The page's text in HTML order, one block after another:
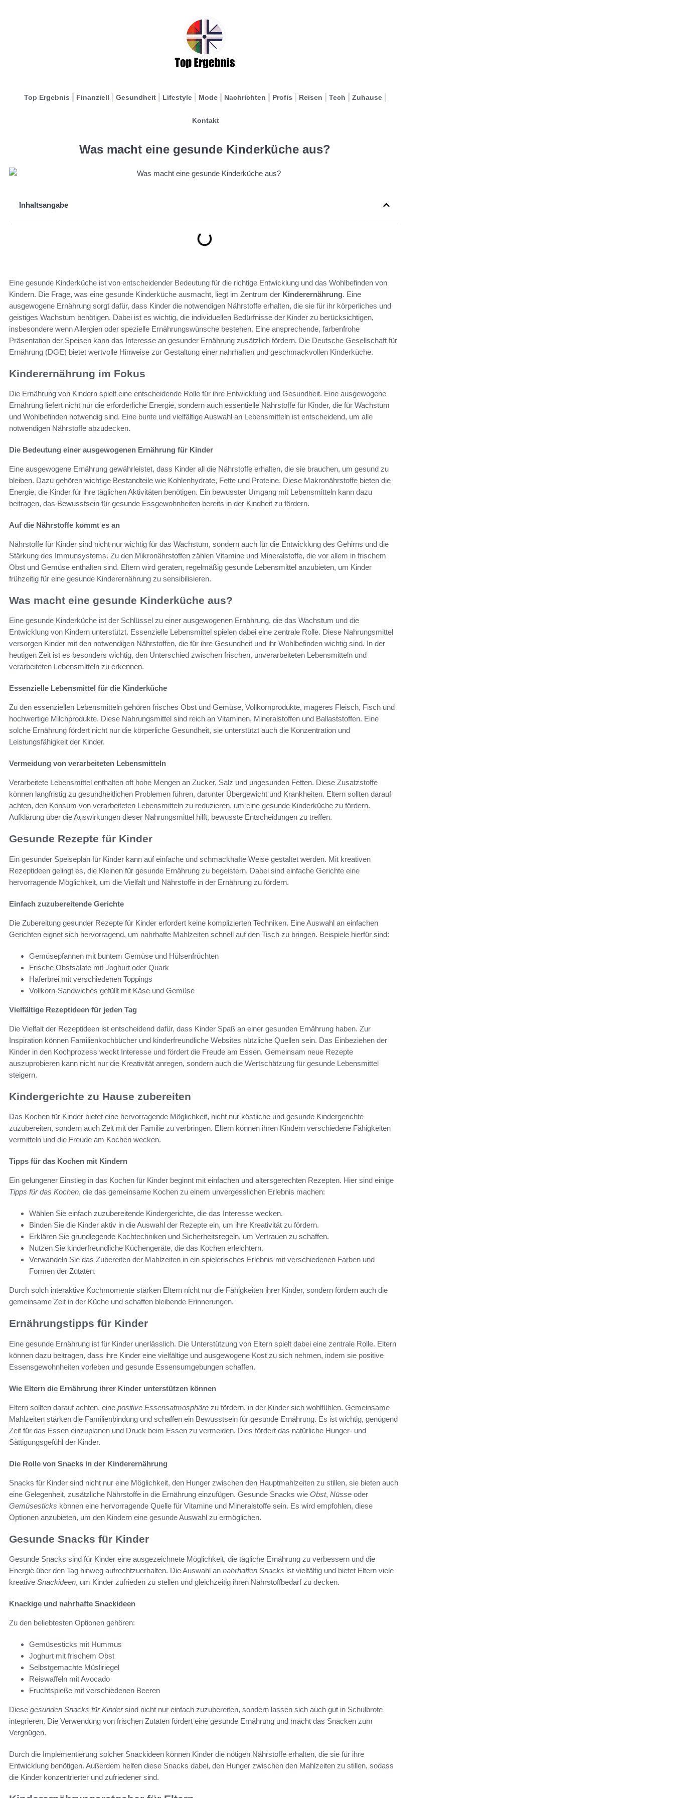
Top Ergebnis Finanziell Gesundheit Lifestyle Mode Nachrichten Profis Reisen Tech Zuhause
Kontakt
Was macht eine gesunde Kinderküche aus?
Inhaltsangabe
Eine gesunde Kinderküche ist von entscheidender Bedeutung für die richtige Entwicklung und das Wohlbefinden von
Kindern. Die Frage, was eine gesunde Kinderküche ausmacht, liegt im Zentrum der Kinderernährung. Eine
ausgewogene Ernährung sorgt dafür, dass Kinder die notwendigen Nährstoffe erhalten, die sie für ihr körperliches und
geistiges Wachstum benötigen. Dabei ist es wichtig, die individuellen Bedürfnisse der Kinder zu berücksichtigen,
insbesondere wenn Allergien oder spezielle Ernährungswünsche bestehen. Eine ansprechende, farbenfrohe
Präsentation der Speisen kann das Interesse an gesunder Ernährung zusätzlich fördern. Die Deutsche Gesellschaft für
Ernährung (DGE) bietet wertvolle Hinweise zur Gestaltung einer nahrhaften und geschmackvollen Kinderküche.
Kinderernährung im Fokus
Die Ernährung von Kindern spielt eine entscheidende Rolle für ihre Entwicklung und Gesundheit. Eine ausgewogene
Ernährung liefert nicht nur die erforderliche Energie, sondern auch essentielle Nährstoffe für Kinder, die für Wachstum
und Wohlbefinden notwendig sind. Eine bunte und vielfältige Auswahl an Lebensmitteln ist entscheidend, um alle
notwendigen Nährstoffe abzudecken.
Die Bedeutung einer ausgewogenen Ernährung für Kinder
Eine ausgewogene Ernährung gewährleistet, dass Kinder all die Nährstoffe erhalten, die sie brauchen, um gesund zu
bleiben. Dazu gehören wichtige Bestandteile wie Kohlenhydrate, Fette und Proteine. Diese Makronährstoffe bieten die
Energie, die Kinder für ihre täglichen Aktivitäten benötigen. Ein bewusster Umgang mit Lebensmitteln kann dazu
beitragen, das Bewusstsein für gesunde Essgewohnheiten bereits in der Kindheit zu fördern.
Auf die Nährstoffe kommt es an
Nährstoffe für Kinder sind nicht nur wichtig für das Wachstum, sondern auch für die Entwicklung des Gehirns und die
Stärkung des Immunsystems. Zu den Mikronährstoffen zählen Vitamine und Mineralstoffe, die vor allem in frischem
Obst und Gemüse enthalten sind. Eltern wird geraten, regelmäßig gesunde Lebensmittel anzubieten, um Kinder
frühzeitig für eine gesunde Kinderernährung zu sensibilisieren.
Was macht eine gesunde Kinderküche aus?
Eine gesunde Kinderküche ist der Schlüssel zu einer ausgewogenen Ernährung, die das Wachstum und die
Entwicklung von Kindern unterstützt. Essenzielle Lebensmittel spielen dabei eine zentrale Rolle. Diese Nahrungsmittel
versorgen Kinder mit den notwendigen Nährstoffen, die für ihre Gesundheit und ihr Wohlbefinden wichtig sind. In der
heutigen Zeit ist es besonders wichtig, den Unterschied zwischen frischen, unverarbeiteten Lebensmitteln und
verarbeiteten Lebensmitteln zu erkennen.
Essenzielle Lebensmittel für die Kinderküche
Zu den essenziellen Lebensmitteln gehören frisches Obst und Gemüse, Vollkornprodukte, mageres Fleisch, Fisch und
hochwertige Milchprodukte. Diese Nahrungsmittel sind reich an Vitaminen, Mineralstoffen und Ballaststoffen. Eine
solche Ernährung fördert nicht nur die körperliche Gesundheit, sie unterstützt auch die Konzentration und
Leistungsfähigkeit der Kinder.
Vermeidung von verarbeiteten Lebensmitteln
Verarbeitete Lebensmittel enthalten oft hohe Mengen an Zucker, Salz und ungesunden Fetten. Diese Zusatzstoffe
können langfristig zu gesundheitlichen Problemen führen, darunter Übergewicht und Krankheiten. Eltern sollten darauf
achten, den Konsum von verarbeiteten Lebensmitteln zu reduzieren, um eine gesunde Kinderküche zu fördern.
Aufklärung über die Auswirkungen dieser Nahrungsmittel hilft, bewusste Entscheidungen zu treffen.
Gesunde Rezepte für Kinder
Ein gesunder Speiseplan für Kinder kann auf einfache und schmackhafte Weise gestaltet werden. Mit kreativen
Rezeptideen gelingt es, die Kleinen für gesunde Ernährung zu begeistern. Dabei sind einfache Gerichte eine
hervorragende Möglichkeit, um die Vielfalt und Nährstoffe in der Ernährung zu fördern.
Einfach zuzubereitende Gerichte
Die Zubereitung gesunder Rezepte für Kinder erfordert keine komplizierten Techniken. Eine Auswahl an einfachen
Gerichten eignet sich hervorragend, um nahrhafte Mahlzeiten schnell auf den Tisch zu bringen. Beispiele hierfür sind:
Gemüsepfannen mit buntem Gemüse und Hülsenfrüchten
Frische Obstsalate mit Joghurt oder Quark
Haferbrei mit verschiedenen Toppings
Vollkorn-Sandwiches gefüllt mit Käse und Gemüse
Vielfältige Rezeptideen für jeden Tag
Die Vielfalt der Rezeptideen ist entscheidend dafür, dass Kinder Spaß an einer gesunden Ernährung haben. Zur
Inspiration können Familienkochbücher und kinderfreundliche Websites nützliche Quellen sein. Das Einbeziehen der
Kinder in den Kochprozess weckt Interesse und fördert die Freude am Essen. Gemeinsam neue Rezepte
auszuprobieren kann nicht nur die Kreativität anregen, sondern auch die Wertschätzung für gesunde Lebensmittel
steigern.
Kindergerichte zu Hause zubereiten
Das Kochen für Kinder bietet eine hervorragende Möglichkeit, nicht nur köstliche und gesunde Kindergerichte
zuzubereiten, sondern auch Zeit mit der Familie zu verbringen. Eltern können ihren Kindern verschiedene Fähigkeiten
vermitteln und die Freude am Kochen wecken.
Tipps für das Kochen mit Kindern
Ein gelungener Einstieg in das Kochen für Kinder beginnt mit einfachen und altersgerechten Rezepten. Hier sind einige
Tipps für das Kochen, die das gemeinsame Kochen zu einem unvergesslichen Erlebnis machen:
Wählen Sie einfach zuzubereitende Kindergerichte, die das Interesse wecken.
Binden Sie die Kinder aktiv in die Auswahl der Rezepte ein, um ihre Kreativität zu fördern.
Erklären Sie grundlegende Kochtechniken und Sicherheitsregeln, um Vertrauen zu schaffen.
Nutzen Sie kinderfreundliche Küchengeräte, die das Kochen erleichtern.
Verwandeln Sie das Zubereiten der Mahlzeiten in ein spielerisches Erlebnis mit verschiedenen Farben und
Formen der Zutaten.
Durch solch interaktive Kochmomente stärken Eltern nicht nur die Fähigkeiten ihrer Kinder, sondern fördern auch die
gemeinsame Zeit in der Küche und schaffen bleibende Erinnerungen.
Ernährungstipps für Kinder
Eine gesunde Ernährung ist für Kinder unerlässlich. Die Unterstützung von Eltern spielt dabei eine zentrale Rolle. Eltern
können dazu beitragen, dass ihre Kinder eine vielfältige und ausgewogene Kost zu sich nehmen, indem sie positive
Essensgewohnheiten vorleben und gesunde Essensumgebungen schaffen.
Wie Eltern die Ernährung ihrer Kinder unterstützen können
Eltern sollten darauf achten, eine positive Essensatmosphäre zu fördern, in der Kinder sich wohlfühlen. Gemeinsame
Mahlzeiten stärken die Familienbindung und schaffen ein Bewusstsein für gesunde Ernährung. Es ist wichtig, genügend
Zeit für das Essen einzuplanen und Druck beim Essen zu vermeiden. Dies fördert das natürliche Hunger- und
Sättigungsgefühl der Kinder.
Die Rolle von Snacks in der Kinderernährung
Snacks für Kinder sind nicht nur eine Möglichkeit, den Hunger zwischen den Hauptmahlzeiten zu stillen, sie bieten auch
eine Gelegenheit, zusätzliche Nährstoffe in die Ernährung einzufügen. Gesunde Snacks wie Obst, Nüsse oder
Gemüsesticks können eine hervorragende Quelle für Vitamine und Mineralstoffe sein. Es wird empfohlen, diese
Optionen anzubieten, um den Kindern eine gesunde Auswahl zu ermöglichen.
Gesunde Snacks für Kinder
Gesunde Snacks sind für Kinder eine ausgezeichnete Möglichkeit, die tägliche Ernährung zu verbessern und die
Energie über den Tag hinweg aufrechtzuerhalten. Die Auswahl an nahrhaften Snacks ist vielfältig und bietet Eltern viele
kreative Snackideen, um Kinder zufrieden zu stellen und gleichzeitig ihren Nährstoffbedarf zu decken.
Knackige und nahrhafte Snackideen
Zu den beliebtesten Optionen gehören:
Gemüsesticks mit Hummus
Joghurt mit frischem Obst
Selbstgemachte Müsliriegel
Reiswaffeln mit Avocado
Fruchtspieße mit verschiedenen Beeren
Diese gesunden Snacks für Kindersind nicht nur einfach zuzubereiten, sondern lassen sich auch gut in Schulbrote
integrieren. Die Verwendung von frischen Zutaten fördert eine gesunde Ernährung und macht das Snacken zum
Vergnügen.
Durch die Implementierung solcher Snackideen können Kinder die nötigen Nährstoffe erhalten, die sie für ihre
Entwicklung benötigen. Außerdem helfen diese Snacks dabei, den Hunger zwischen den Mahlzeiten zu stillen, sodass
die Kinder konzentrierter und zufriedener sind.